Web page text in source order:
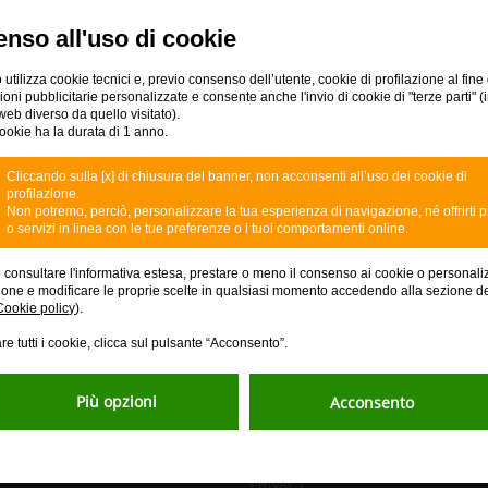
all'uso di cookie
utilizza cookie tecnici e, previo consenso dell’utente, cookie di profilazione al fine
pubblicitarie personalizzate e consente anche l'invio di cookie di "terze parti"
diverso da quello visitato).
ha la durata di 1 anno.
Cliccando sulla [x] di chiusura del banner, non acconsenti all’uso dei cookie di
profilazione.
Non potremo, perciò, personalizzare la tua esperienza di navigazione, né offrirti
o servizi in linea con le tue preferenze o i tuoi comportamenti online.
consultare l'informativa estesa, prestare o meno il consenso ai cookie o
e modificare le proprie scelte in qualsiasi momento accedendo alla sezione
policy).
tutti i cookie, clicca sul pulsante “Acconsento”.
Più opzioni Acconsento
E SERVIZI ASSISTENZA E DOMANDE
DOMANDE FREQUENTI
BLOCCA LA TUA CARTA
DISCONOSCIMENTO
SCOPRI LA FILIALE DIGITALE
Normative
PRIVACY